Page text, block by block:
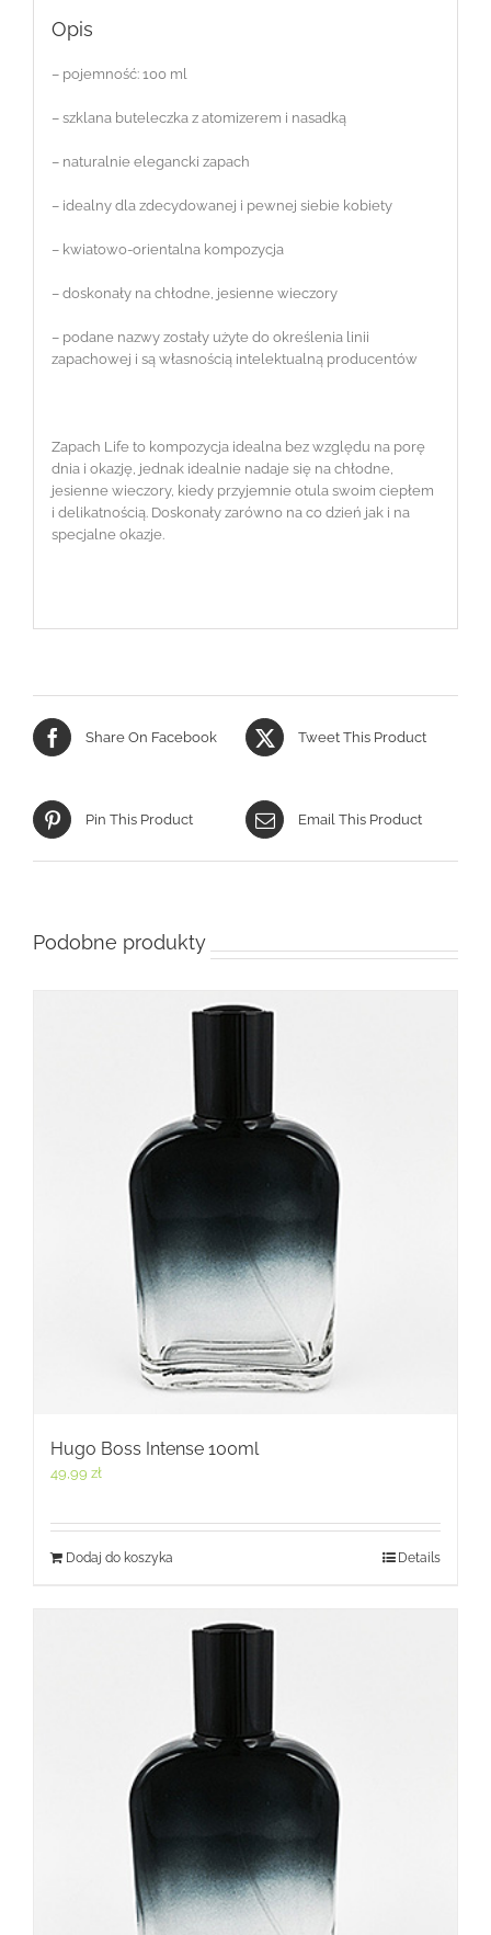
Opis
– pojemność: 100 ml
– szklana buteleczka z atomizerem i nasadką
– naturalnie elegancki zapach
– idealny dla zdecydowanej i pewnej siebie kobiety
– kwiatowo-orientalna kompozycja
– doskonały na chłodne, jesienne wieczory
– podane nazwy zostały użyte do określenia linii
zapachowej i są własnością intelektualną producentów
Zapach Life to kompozycja idealna bez względu na porę
dnia i okazję, jednak idealnie nadaje się na chłodne,
jesienne wieczory, kiedy przyjemnie otula swoim ciepłem
i delikatnością. Doskonały zarówno na co dzień jak i na
specjalne okazje.
Share On Facebook Tweet This Product
Pin This Product Email This Product
Podobne produkty
Hugo Boss Intense 100ml
49,99 zł
Dodaj do koszyka Details